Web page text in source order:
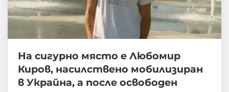
На сигурно място е Любомир
Киров, насилствено мобилизиран
в Украйна, а после освободен